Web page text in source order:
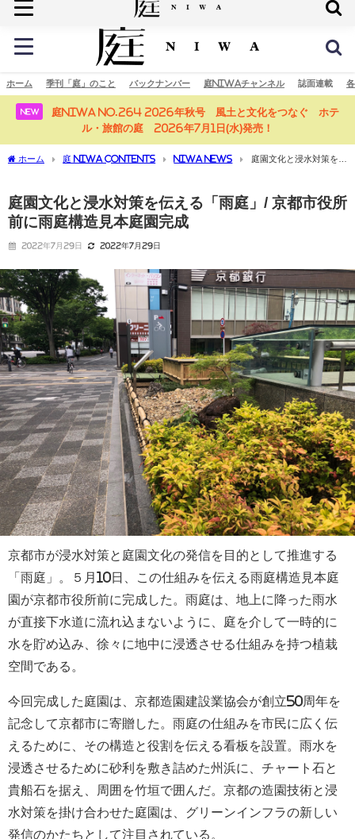
庭の未来へ
ホーム 季刊「庭」のこと バックナンバー 庭NIWAチャンネル 誌面連載
NEW
庭NIWA No.264 2026年秋号 風土と文化をつなぐ ホテ
ル・旅館の庭 2026年7月1日(水)発売！
ホーム 庭 NIWA CONTENTS NIWA NEWS
庭園文化と浸水対策を伝
庭園文化と浸水対策を伝える「雨庭」/ 京都市役所
前に雨庭構造見本庭園完成
2022年7月29日 2022年7月29日
京都市が浸水対策と庭園文化の発信を目的として推進する
「雨庭」。５月10日、この仕組みを伝える雨庭構造見本庭
園が京都市役所前に完成した。雨庭は、地上に降った雨水
が直接下水道に流れ込まないように、庭を介して一時的に
水を貯め込み、徐々に地中に浸透させる仕組みを持つ植栽
空間である。
今回完成した庭園は、京都造園建設業協会が創立50周年を
記念して京都市に寄贈した。雨庭の仕組みを市民に広く伝
えるために、その構造と役割を伝える看板を設置。雨水を
浸透させるために砂利を敷き詰めた州浜に、チャート石と
貴船石を据え、周囲を竹垣で囲んだ。京都の造園技術と浸
水対策を掛け合わせた庭園は、グリーンインフラの新しい
発信のかたちとして注目されている。